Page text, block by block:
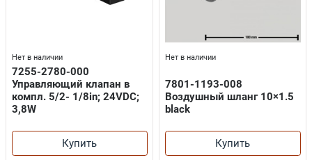
Нет в наличии
7255-2780-000
Управляющий клапан в
компл. 5/2- 1/8in; 24VDC;
3,8W
Купить
Нет в наличии
7801-1193-008
Воздушный шланг 10×1.5
black
Купить